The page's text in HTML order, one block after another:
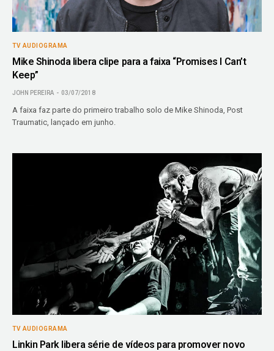
TV AUDIOGRAMA
Mike Shinoda libera clipe para a faixa “Promises I Can’t
Keep”
JOHN PEREIRA 03/07/2018
A faixa faz parte do primeiro trabalho solo de Mike Shinoda, Post
Traumatic, lançado em junho.
TV AUDIOGRAMA
Linkin Park libera série de vídeos para promover novo